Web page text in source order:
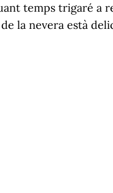
temps trigaré a
la nevera està